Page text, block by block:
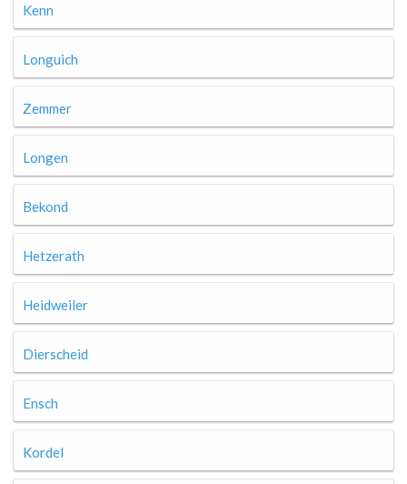
Kenn
Longuich
Zemmer
Longen
Bekond
Hetzerath
Heidweiler
Dierscheid
Ensch
Kordel